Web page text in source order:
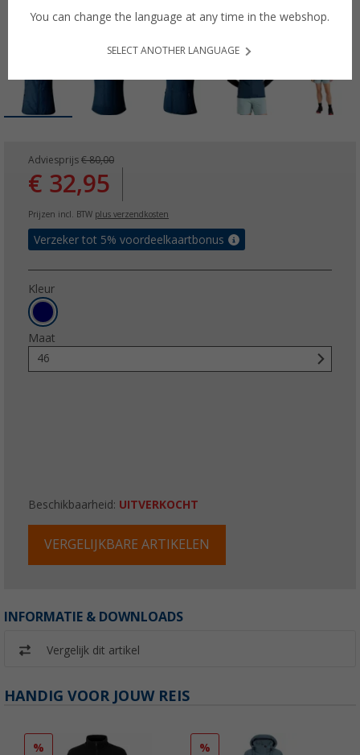
Adviesprijs € 80,00
€ 32,95
Prijzen incl. BTW plus verzendkosten
Verzeker tot 5% voordeelkaartbonus
Kleur
Maat
46
Beschikbaarheid: UITVERKOCHT
VERGELIJKBARE ARTIKELEN
INFORMATIE & DOWNLOADS
Vergelijk dit artikel
HANDIG VOOR JOUW REIS
% %
You can change the language at any time in the webshop.
SELECT ANOTHER LANGUAGE